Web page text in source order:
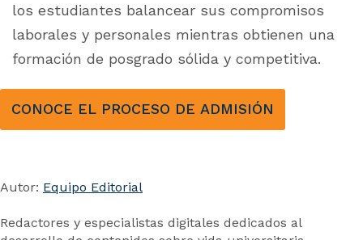
los estudiantes balancear sus compromisos
laborales y personales mientras obtienen una
formación de posgrado sólida y competitiva.
CONOCE EL PROCESO DE ADMISIÓN
Autor: Equipo Editorial
Redactores y especialistas digitales dedicados al